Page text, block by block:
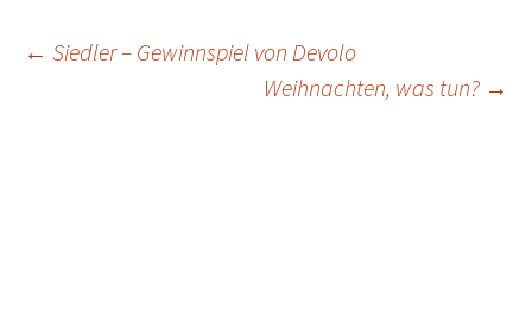
Post
← Siedler – Gewinnspiel von Devolo
Weihnachten, was tun? →